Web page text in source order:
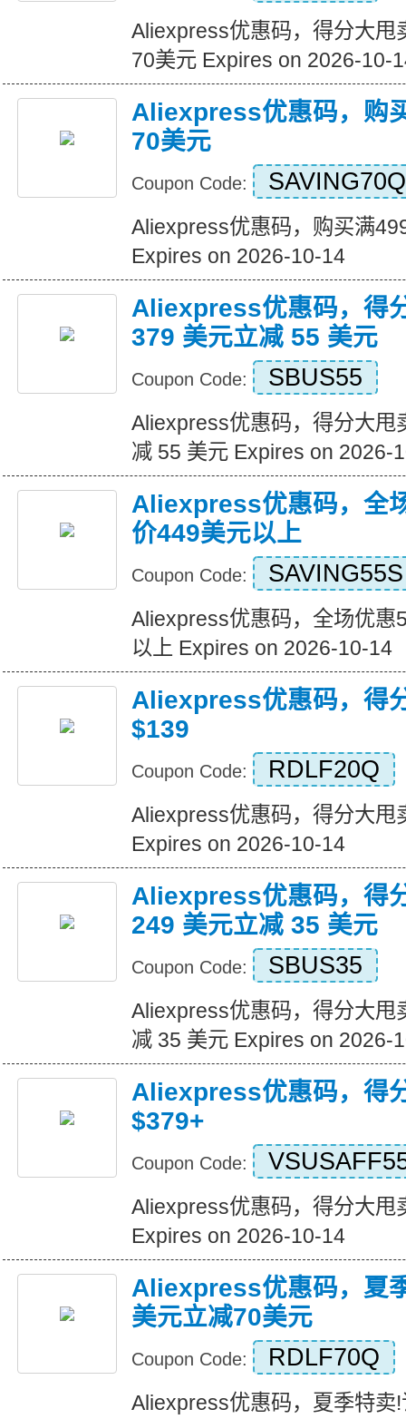
Aliexpress优惠码，得分大甩
70美元 Expires on 2026-10-
Aliexpress优惠码，购
70美元
Coupon Code: SAVING70Q
Aliexpress优惠码，购买满
Expires on 2026-10-14
Aliexpress优惠码，得
379 美元立减 55 美元
Coupon Code: SBUS55
Aliexpress优惠码，得分大甩
减 55 美元 Expires on 2026-
Aliexpress优惠码，全
价449美元以上
Coupon Code: SAVING55S
Aliexpress优惠码，全场优惠
以上 Expires on 2026-10-14
Aliexpress优惠码，得
$139
Coupon Code: RDLF20Q
Aliexpress优惠码，得分大甩
Expires on 2026-10-14
Aliexpress优惠码，得
249 美元立减 35 美元
Coupon Code: SBUS35
Aliexpress优惠码，得分大甩
减 35 美元 Expires on 2026-
Aliexpress优惠码，得
$379+
Coupon Code:
Aliexpress优惠码，得分大甩
Expires on 2026-10-14
Aliexpress优惠码，夏
美元立减70美元
Coupon Code: RDLF70Q
Aliexpress优惠码，夏季特卖